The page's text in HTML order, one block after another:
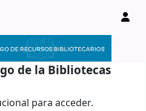
de la Bibliotecas
para acceder.